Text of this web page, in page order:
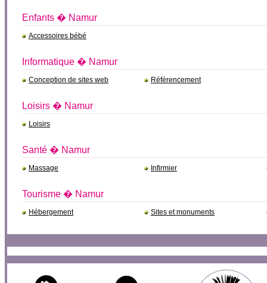
Enfants � Namur
Accessoires bébé
Informatique � Namur
Conception de sites web Référencement
Loisirs � Namur
Loisirs
Santé � Namur
Massage Infirmier
Tourisme � Namur
Hébergement Sites et monuments